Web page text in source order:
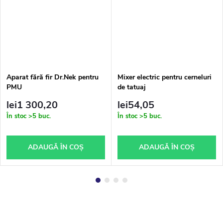
Aparat fără fir Dr.Nek pentru
PMU
lei1 300,20
În stoc >5 buc.
ADAUGĂ ÎN COŞ
Mixer electric pentru cerneluri
de tatuaj
lei54,05
În stoc >5 buc.
ADAUGĂ ÎN COŞ